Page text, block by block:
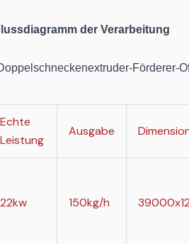
der Verarbeitung
Förderer-
Echte
Leistung
Ausgabe
22kw 150kg/h